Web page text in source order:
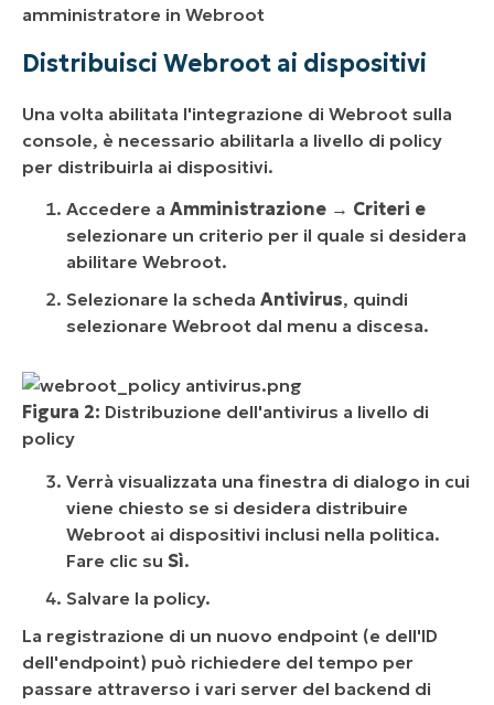
amministratore in Webroot
Distribuisci Webroot ai dispositivi
Una volta abilitata l'integrazione di Webroot sulla
console, è necessario abilitarla a livello di policy
per distribuirla ai dispositivi.
Accedere a Amministrazione → Criteri e
selezionare un criterio per il quale si desidera
abilitare Webroot.
Selezionare la scheda Antivirus, quindi
selezionare Webroot dal menu a discesa.
Figura 2: Distribuzione dell'antivirus a livello di
policy
Verrà visualizzata una finestra di dialogo in cui
viene chiesto se si desidera distribuire
Webroot ai dispositivi inclusi nella politica.
Fare clic su Sì.
Salvare la policy.
La registrazione di un nuovo endpoint (e dell'ID
dell'endpoint) può richiedere del tempo per
passare attraverso i vari server del backend di